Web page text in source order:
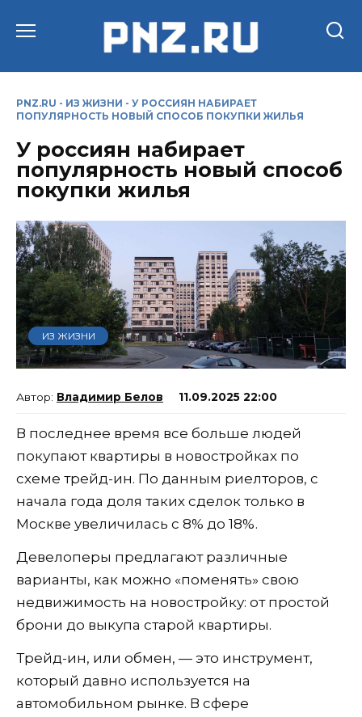
PNZ.RU - ИЗ ЖИЗНИ - У РОССИЯН НАБИРАЕТ
ПОПУЛЯРНОСТЬ НОВЫЙ СПОСОБ ПОКУПКИ ЖИЛЬЯ
У россиян набирает
популярность новый способ
покупки жилья
ИЗ ЖИЗНИ
Владимир Белов 11.09.2025 22:00
В последнее время все больше людей
покупают квартиры в новостройках по
схеме трейд-ин. По данным риелторов, с
начала года доля таких сделок только в
Москве увеличилась с 8% до 18%.
Девелоперы предлагают различные
варианты, как можно «поменять» свою
недвижимость на новостройку: от простой
брони до выкупа старой квартиры.
Трейд-ин, или обмен, — это инструмент,
который давно используется на
автомобильном рынке. В сфере